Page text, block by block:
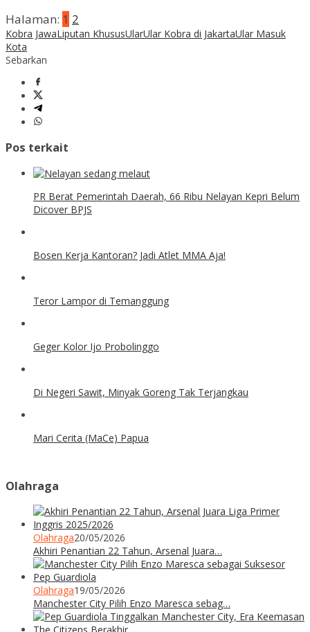
Halaman: 1 2
Kobra JawaLiputan KhususUlarUlar Kobra di JakartaUlar Masuk
Kota
Sebarkan
Pos terkait
PR Berat Pemerintah Daerah, 66 Ribu Nelayan Kepri Belum
Dicover BPJS
Bosen Kerja Kantoran? Jadi Atlet MMA Aja!
Teror Lampor di Temanggung
Geger Kolor Ijo Probolinggo
Di Negeri Sawit, Minyak Goreng Tak Terjangkau
Mari Cerita (MaCe) Papua
Olahraga
Olahraga20/05/2026
Akhiri Penantian 22 Tahun, Arsenal Juara…
Olahraga19/05/2026
Manchester City Pilih Enzo Maresca sebag…